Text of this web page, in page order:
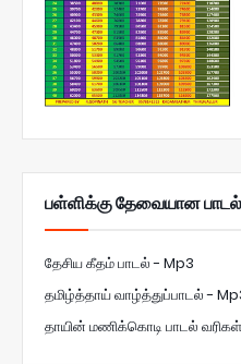
பள்ளிக்கு தேவையான
தேசிய கீதம் பாடல் - Mp3
தமிழ்த்தாய் வாழ்த்துப்பாடல் -
தாயின் மணிக்கொடி பாடல் வரிகள்